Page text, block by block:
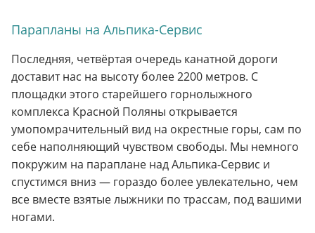
Парапланы на Альпика-Сервис
Последняя, четвёртая очередь канатной дороги
доставит нас на высоту более 2200 метров. С
площадки этого старейшего горнолыжного
комплекса Красной Поляны открывается
умопомрачительный вид на окрестные горы, сам по
себе наполняющий чувством свободы. Мы немного
покружим на параплане над Альпика-Сервис и
спустимся вниз — гораздо более увлекательно, чем
все вместе взятые лыжники по трассам, под вашими
ногами.